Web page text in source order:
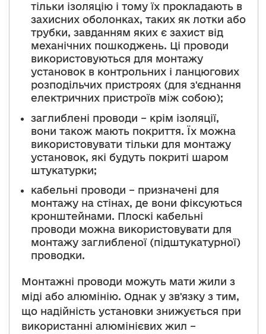
тільки ізоляцію і тому їх прокладають в
захисних оболонках, таких як лотки або
трубки, завданням яких є захист від
механічних пошкоджень. Ці проводи
використовуються для монтажу
установок в контрольних і ланцюгових
розподільчих пристроях (для з'єднання
електричних пристроїв між собою);
заглиблені проводи – крім ізоляції,
вони також мають покриття. Їх можна
використовувати тільки для монтажу
установок, які будуть покриті шаром
штукатурки;
кабельні проводи – призначені для
монтажу на стінах, де вони фіксуються
кронштейнами. Плоскі кабельні
проводи можна використовувати для
монтажу заглибленої (підштукатурної)
проводки.
Монтажні проводи можуть мати жили з
міді або алюмінію. Однак у зв'язку з тим,
що надійність установки знижується при
використанні алюмінієвих жил –